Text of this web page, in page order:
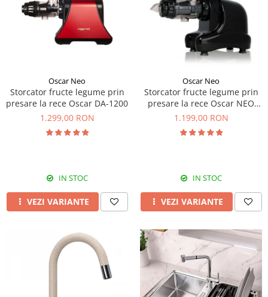
chiuvete
Accesorii chiuvete bucatarie
Gratar protectie chiuveta
Tocatoare lemn si sticla
Sisteme de scurgere si cleme
Tavita scurgere vase/legume/fructe
Dispenser detergent
Rasnite de cafea
Roboti de bucatarie
Combine frigorifice
Espressoare cafea
Aparate de gatit-aragazuri
Seturi Electrocasnice
Termostate si senzori Livolo
Sonerii electrice
Construieste singur
Panouri si rame
Oscar Neo
Storcator fructe legume prin
presare la rece Oscar DA-1200
1.299,00 RON
IN STOC
VEZI VARIANTE
Oscar Neo
Storcator fructe legume prin
presare la rece Oscar NEO
DA1000
1.199,00 RON
IN STOC
VEZI VARIANTE